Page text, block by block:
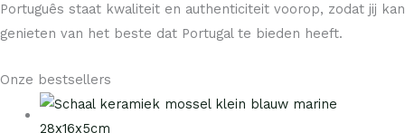
Português staat kwaliteit en authenticiteit voorop, zodat jij kan
genieten van het beste dat Portugal te bieden heeft.
Onze bestsellers